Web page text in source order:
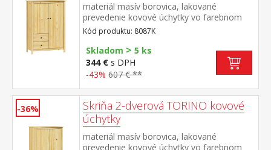
materiál masív borovica, lakované
prevedenie kovové úchytky vo farebnom
prevedení černená mosadz 2 dvierka a 2
zásuvky s kovovými pojazdmi
Kód produktu: 8087K
Skladom > 5 ks
344 € s DPH
-43% 607 € **
-36%
Skriňa 2-dverová TORINO kovové
úchytky
materiál masív borovica, lakované
prevedenie kovové úchytky vo farebnom